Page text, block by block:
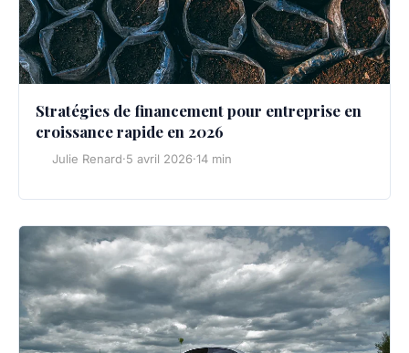
Stratégies de financement pour entreprise en
croissance rapide en 2026
Julie Renard·5 avril 2026·14 min